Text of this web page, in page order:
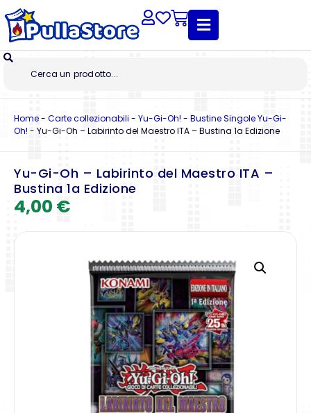
Home- Carte collezionabili - Yu-Gi-Oh! - Bustine Singole Yu-Gi-
Oh! - Yu-Gi-Oh – Labirinto del Maestro ITA – Bustina 1a Edizione
Yu-Gi-Oh – Labirinto del Maestro ITA –
Bustina 1a Edizione
4,00 €